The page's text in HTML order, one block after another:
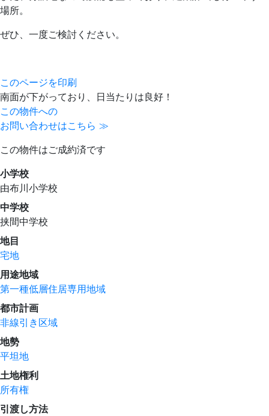
場所。
ぜひ、一度ご検討ください。
このページを印刷
南面が下がっており、日当たりは良好！
この物件への
お問い合わせはこちら ≫
この物件はご成約済です
小学校
由布川小学校
中学校
挟間中学校
地目
宅地
用途地域
第一種低層住居専用地域
都市計画
非線引き区域
地勢
平坦地
土地権利
所有権
引渡し方法